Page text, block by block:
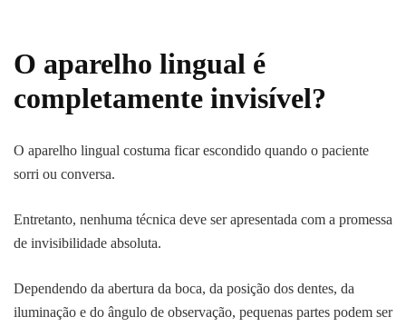
O aparelho lingual é
completamente invisível?
O aparelho lingual costuma ficar escondido quando o paciente
sorri ou conversa.
Entretanto, nenhuma técnica deve ser apresentada com a promessa
de invisibilidade absoluta.
Dependendo da abertura da boca, da posição dos dentes, da
iluminação e do ângulo de observação, pequenas partes podem ser